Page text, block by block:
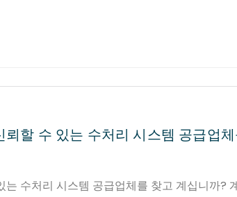
뢰할 수 있는 수처리 시스템 공급업
는 수처리 시스템 공급업체를 찾고 계십니까?